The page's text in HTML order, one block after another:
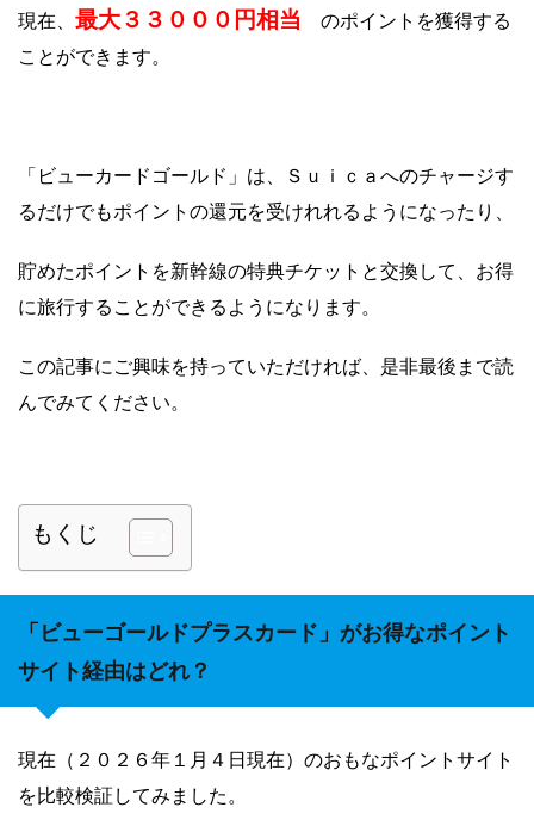
現在、 最大３３０００円相当
のポイントを獲得する
ことができます。
「ビューカードゴールド」は、Ｓｕｉｃａへのチャージす
るだけでもポイントの還元を受けれれるようになったり、
貯めたポイントを新幹線の特典チケットと交換して、お得
に旅行することができるようになります。
この記事にご興味を持っていただければ、是非最後まで読
んでみてください。
もくじ
「ビューゴールドプラスカード」がお得なポイント
サイト経由はどれ？
現在（２０２６ 年１ 月４日現在）のおもなポイントサイト
を比較検証してみました。